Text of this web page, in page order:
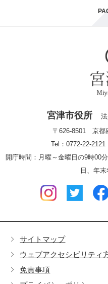
サイトマップ
ウェブアクセシビリティ
免責事項
宮津市役所
〒626-8501 京都
Tel：0772-22-
開庁時間：月曜～金曜日の9時00
日、年末